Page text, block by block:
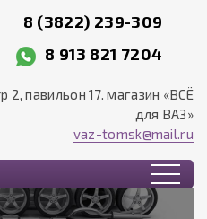
8 (3822) 239-309
8 913 821 7204
2, павильон 17. магазин «ВСЁ
для ВАЗ»
vaz-tomsk@mail.ru